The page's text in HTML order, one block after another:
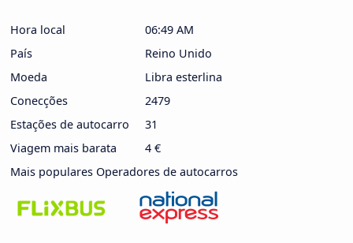
Hora local
06:49 AM
País
Reino Unido
Moeda
Libra esterlina
Conecções
2479
Estações de autocarro
31
Viagem mais barata
4 €
Mais populares Operadores de autocarros